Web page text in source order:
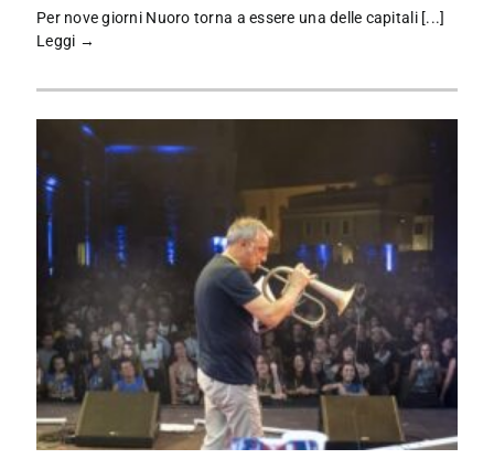
Per nove giorni Nuoro torna a essere una delle capitali [...]
Leggi →